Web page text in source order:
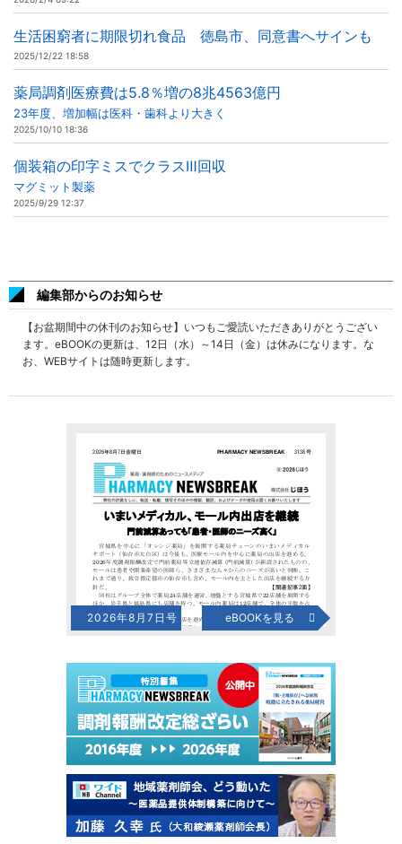
生活困窮者に期限切れ食品 徳島市、同意書へサインも
2025/12/22 18:58
薬局調剤医療費は5.8％増の8兆4563億円
23年度、増加幅は医科・歯科より大きく
2025/10/10 18:36
個装箱の印字ミスでクラスⅢ回収
マグミット製薬
2025/9/29 12:37
編集部からのお知らせ
【お盆期間中の休刊のお知らせ】いつもご愛読いただきありがとうござい
ます。eBOOKの更新は、12日（水）～14日（金）は休みになります。な
お、WEBサイトは随時更新します。
2026年8月7日号 eBOOKを見る